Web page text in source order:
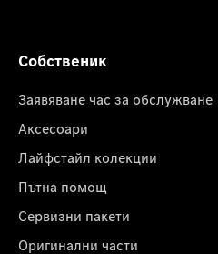
Собственик
Заявяване час за обслужване
Аксесоари
Лайфстайл колекции
Пътна помощ
Сервизни пакети
Оригинални части